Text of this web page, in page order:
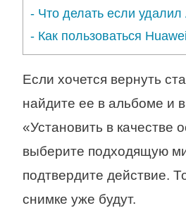
- Что делать если
- Как пользоваться
Если хочется вернуть
найдите ее в альбоме и
«Установить в качестве
выберите подходящую
подтвердите действие.
снимке уже будут.